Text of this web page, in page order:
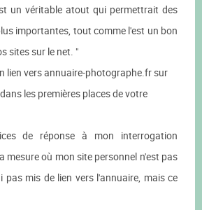
un véritable atout qui permettrait des
importantes, tout comme l'est un bon
sites sur le net. "
lien vers annuaire-photographe.fr sur
les premières places de votre
de réponse à mon interrogation
mesure où mon site personnel n'est pas
pas mis de lien vers l'annuaire, mais ce